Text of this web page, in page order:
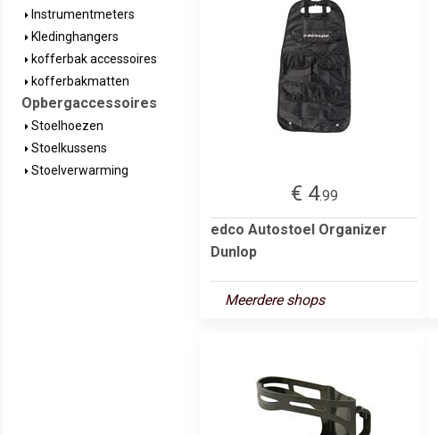
Instrumentmeters
Kledinghangers
kofferbak accessoires
kofferbakmatten
Opbergaccessoires
Stoelhoezen
Stoelkussens
Stoelverwarming
€ 4.99
edco Autostoel Organizer
Dunlop
Meerdere shops